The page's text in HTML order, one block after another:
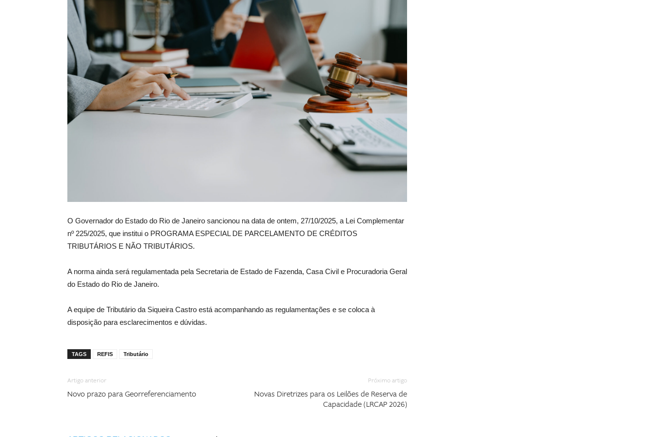
O Governador do Estado do Rio de Janeiro sancionou na data de ontem, 27/10/2025, a Lei Complementar
nº 225/2025, que institui o PROGRAMA ESPECIAL DE PARCELAMENTO DE CRÉDITOS
TRIBUTÁRIOS E NÃO TRIBUTÁRIOS.
A norma ainda será regulamentada pela Secretaria de Estado de Fazenda, Casa Civil e Procuradoria Geral
do Estado do Rio de Janeiro.
A equipe de Tributário da Siqueira Castro está acompanhando as regulamentações e se coloca à
disposição para esclarecimentos e dúvidas.
TAGS REFIS Tributário
Artigo anterior
Novo prazo para Georreferenciamento
Próximo artigo
Novas Diretrizes para os Leilões de Reserva de
Capacidade (LRCAP 2026)